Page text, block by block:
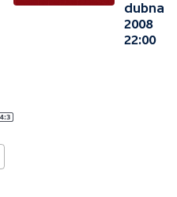
dubna
2008
22:00